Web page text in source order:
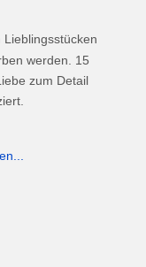
werden. 15
zum Detail